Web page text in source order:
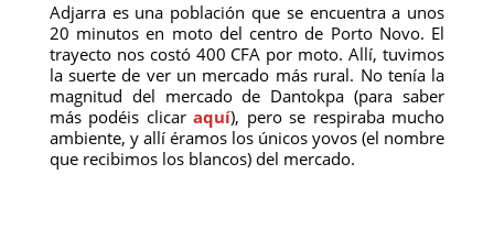
Adjarra es una población que se encuentra a unos
20 minutos en moto del centro de Porto Novo. El
trayecto nos costó 400 CFA por moto. Allí, tuvimos
la suerte de ver un mercado más rural. No tenía la
magnitud del mercado de Dantokpa (para saber
más podéis clicaraquí), pero se respiraba mucho
ambiente, y allí éramos los únicos yovos (el nombre
que recibimos los blancos) del mercado.